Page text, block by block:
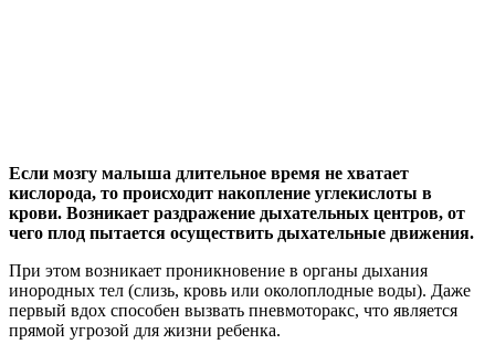
Если мозгу малыша длительное время не хватает
кислорода, то происходит накопление углекислоты в
крови. Возникает раздражение дыхательных центров, от
чего плод пытается осуществить дыхательные движения.
При этом возникает проникновение в органы дыхания
инородных тел (слизь, кровь или околоплодные воды). Даже
первый вдох способен вызвать пневмоторакс, что является
прямой угрозой для жизни ребенка.